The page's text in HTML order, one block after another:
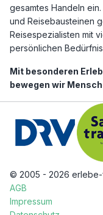
gesamtes Handeln
und Reisebausteinen
Reisespezialisten mit
persönlichen
Mit besonderen
bewegen wir
© 2005 - 2026 erlebe-
AGB
Impressum